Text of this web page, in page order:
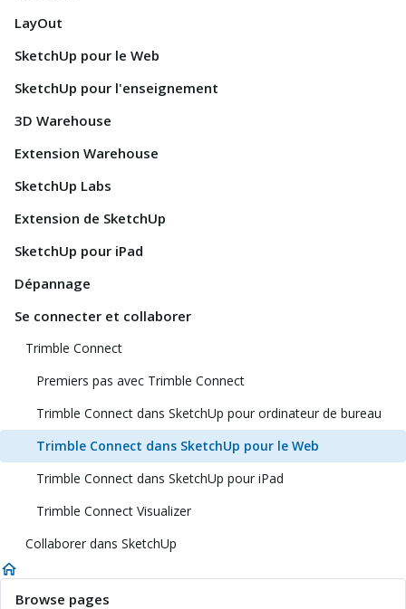
LayOut
SketchUp pour le Web
SketchUp pour l'enseignement
3D Warehouse
Extension Warehouse
SketchUp Labs
Extension de SketchUp
SketchUp pour iPad
Dépannage
Se connecter et collaborer
Trimble Connect
Premiers pas avec Trimble Connect
Trimble Connect dans SketchUp pour ordinateur de bureau
Trimble Connect dans SketchUp pour le Web
Trimble Connect dans SketchUp pour iPad
Trimble Connect Visualizer
Collaborer dans SketchUp
Browse pages